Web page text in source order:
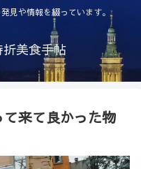
見や情報を綴っています。
美食手帖
来て良かった物